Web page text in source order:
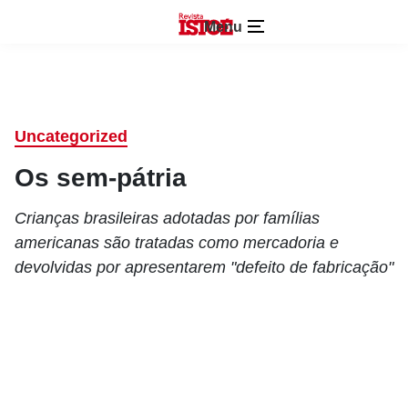
Menu
Uncategorized
Os sem-pátria
Crianças brasileiras adotadas por famílias
americanas são tratadas como mercadoria e
devolvidas por apresentarem "defeito de fabricação"